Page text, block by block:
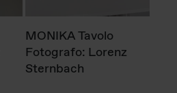
MONIKA Tavolo
Fotografo: Lorenz
Sternbach